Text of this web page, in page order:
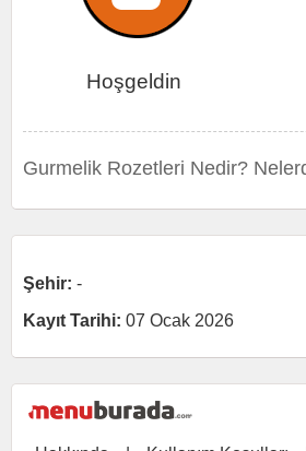
Hoşgeldin
Gurmelik Rozetleri Nedir?
Şehir: -
Kayıt Tarihi: 07 Ocak 2026